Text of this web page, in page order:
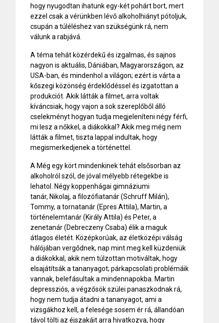
hogy nyugodtan ihatunk egy-két pohárt bort, mert
ezzel csak a vérünkben lévő alkoholhiányt pótoljuk,
csupán a túléléshez van szükségünk rá, nem
válunk a rabjává.
A téma tehát közérdekű és izgalmas, és sajnos
nagyon is aktuális, Dániában, Magyarországon, az
USA-ban, és mindenhol a világon; ezért is várta a
kőszegi közönség érdeklődéssel és izgatottan a
produkciót. Akik látták a filmet, arra voltak
kíváncsiak, hogy vajon a sok szereplőből álló
cselekményt hogyan tudja megjeleníteni négy férfi,
mi lesz a nőkkel, a diákokkal? Akik meg még nem
látták a filmet, tiszta lappal indultak, hogy
megismerkedjenek a történettel.
A Még egy kört mindenkinek tehát elsősorban az
alkoholról szól, de jóval mélyebb rétegekbe is
lehatol. Négy koppenhágai gimnáziumi
tanár, Nikolaj, a filozófiatanár (Schruff Milán),
Tommy, a tornatanár (Epres Attila), Martin, a
történelemtanár (Király Attila) és Peter, a
zenetanár (Debreczeny Csaba) élik a maguk
átlagos életét. Középkorúak, az életközépi válság
hálójában vergődnek, nap mint meg kell küzdeniük
a diákokkal, akik nem túlzottan motiváltak, hogy
elsajátítsák a tananyagot; párkapcsolati problémáik
vannak, belefásultak a mindennapokba. Martin
depressziós, a végzősök szülei panaszkodnak rá,
hogy nem tudja átadni a tananyagot, ami a
vizsgákhoz kell, a felesége sosem ér rá, állandóan
távol tölti az éjszakáit arra hivatkozva, hogy